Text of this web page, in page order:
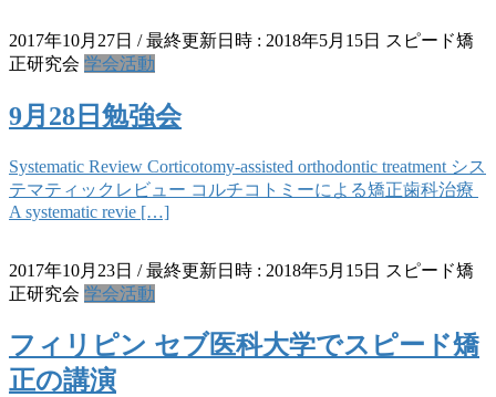
2017年10月27日 / 最終更新日時 : 2018年5月15日 スピード矯
正研究会 学会活動
9月28日勉強会
Systematic Review Corticotomy-assisted orthodontic treatment シス
テマティックレビュー コルチコトミーによる矯正歯科治療
A systematic revie […]
2017年10月23日 / 最終更新日時 : 2018年5月15日 スピード矯
正研究会 学会活動
フィリピン セブ医科大学でスピード矯
正の講演